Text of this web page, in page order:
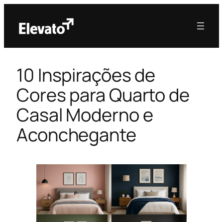
10 Inspirações de
Cores para Quarto de
Casal Moderno e
Aconchegante